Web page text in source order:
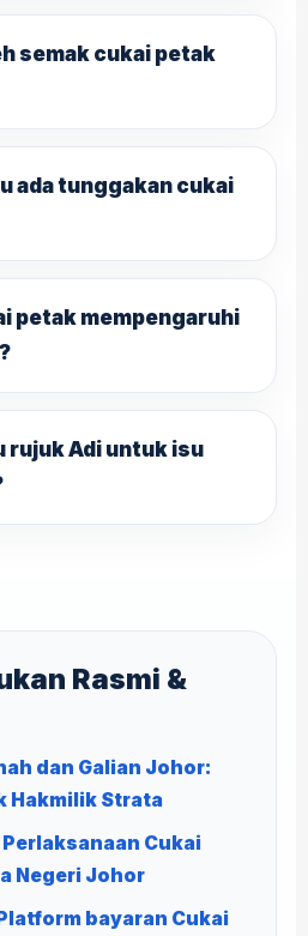
semak cukai petak
ada tunggakan cukai
petak mempengaruhi
rujuk Adi untuk isu
Rasmi &
dan Galian Johor:
Hakmilik Strata
Perlaksanaan Cukai
Negeri Johor
bayaran Cukai